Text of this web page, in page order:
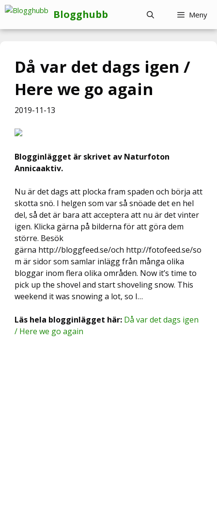
Hoppa
innehåll
Blogghubb Meny
Då var det dags igen /
Here we go again
2019-11-13
Blogginlägget är skrivet av Naturfoton
Annicaaktiv.
Nu är det dags att plocka fram spaden och börja att
skotta snö. I helgen som var så snöade det en hel
del, så det är bara att acceptera att nu är det vinter
igen. Klicka gärna på bilderna för att göra dem
större. Besök
gärna http://bloggfeed.se/och http://fotofeed.se/so
m är sidor som samlar inlägg från många olika
bloggar inom flera olika områden. Now it’s time to
pick up the shovel and start shoveling snow. This
weekend it was snowing a lot, so I…
Läs hela blogginlägget här: Då var det dags igen
/ Here we go again